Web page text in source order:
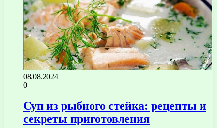
08.08.2024
0
Суп из рыбного стейка: рецепты и
секреты приготовления